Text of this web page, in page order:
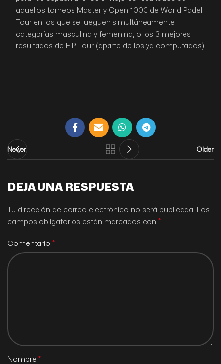
aquellos torneos Master y Open 1000 de World Padel
Tour en los que se jueguen simultáneamente
categorías masculina y femenina, o los 3 mejores
resultados de FIP Tour (aparte de los ya computados).
Newer Older
DEJA UNA RESPUESTA
Tu dirección de correo electrónico no será publicada. Los
campos obligatorios están marcados con *
Comentario *
Nombre *